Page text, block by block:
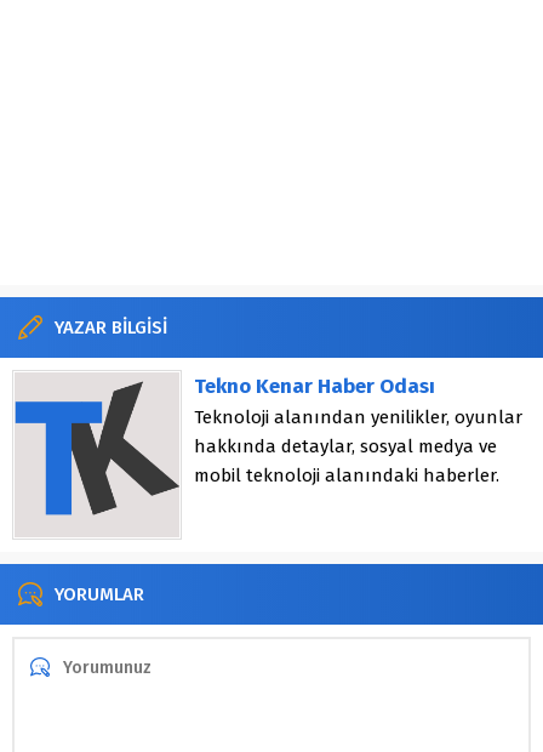
YAZAR BİLGİSİ
Tekno Kenar Haber Odası
Teknoloji alanından yenilikler, oyunlar
hakkında detaylar, sosyal medya ve
mobil teknoloji alanındaki haberler.
YORUMLAR